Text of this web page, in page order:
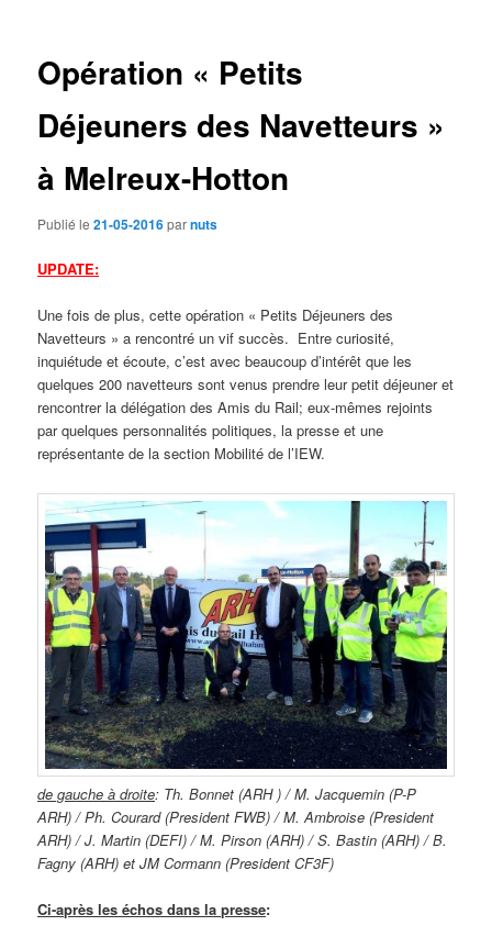
Opération « Petits
Déjeuners des Navetteurs »
à Melreux-Hotton
Publié le21-05-2016parnuts
UPDATE:
Une fois de plus, cette opération « Petits Déjeuners des
Navetteurs » a rencontré un vif succès. Entre curiosité,
inquiétude et écoute, c’est avec beaucoup d’intérêt que les
quelques 200 navetteurs sont venus prendre leur petit déjeuner et
rencontrer la délégation des Amis du Rail; eux-mêmes rejoints
par quelques personnalités politiques, la presse et une
représentante de la section Mobilité de l’IEW.
de gauche à droite: Th. Bonnet (ARH ) / M. Jacquemin (P-P
ARH) / Ph. Courard (President FWB) / M. Ambroise (President
ARH) / J. Martin (DEFI) / M. Pirson (ARH) / S. Bastin (ARH) / B.
Fagny (ARH) et JM Cormann (President CF3F)
Ci-après les échos dans la presse: